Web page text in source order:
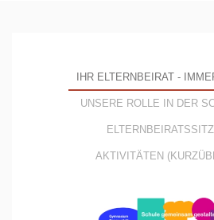
IHR ELTERNBEIRAT -
UNSERE ROLLE IN DER
AKTIVITÄTEN